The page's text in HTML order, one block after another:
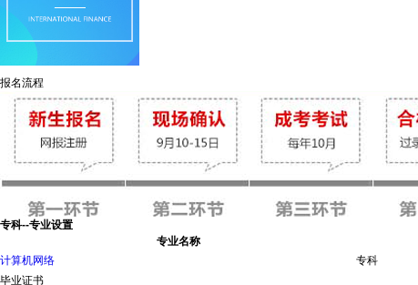
报名流程
专科--专业设置
专业名称
计算机网络
专科
毕业证书